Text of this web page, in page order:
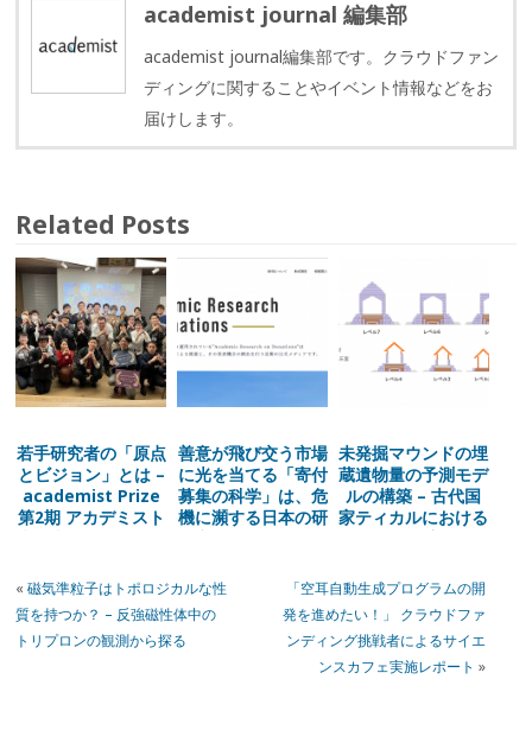
academist journal 編集部
academist journal編集部です。クラウドファン
ディングに関することやイベント情報などをお
届けします。
Related Posts
若手研究者の「原点
とビジョン」とは –
academist Prize
第2期 アカデミスト
善意が飛び交う市場
に光を当てる「寄付
募集の科学」は、危
機に瀕する日本の研
未発掘マウンドの埋
蔵遺物量の予測モデ
ルの構築 – 古代国
家ティカルにおける
«磁気準粒子はトポロジカルな性
質を持つか？ – 反強磁性体中の
トリプロンの観測から探る
「空耳自動生成プログラムの開
発を進めたい！」 クラウドファ
ンディング挑戦者によるサイエ
ンスカフェ実施レポート »